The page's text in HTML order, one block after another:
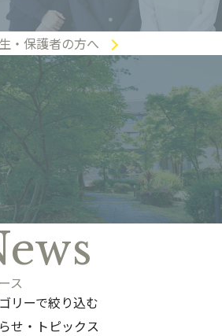
・ 保護者の方へ
ス
リーで絞り込む
せ・トピックス